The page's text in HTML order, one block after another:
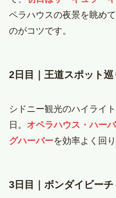
ペラハウスの夜景を眺め
のがコツです。
2日目｜王道スポット巡
シドニー観光のハイライ
日。 オペラハウス・ハー
グハーバーを効率よく回り
3日目｜ボンダイビーチ